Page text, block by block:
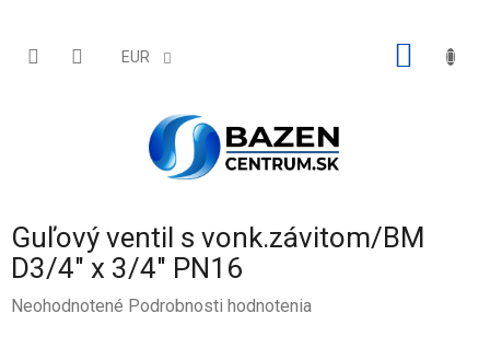
obsah
EUR
Guľový ventil s vonk.závitom/BM
D3/4" x 3/4" PN16
Priemerné
Neohodnotené Podrobnosti hodnotenia